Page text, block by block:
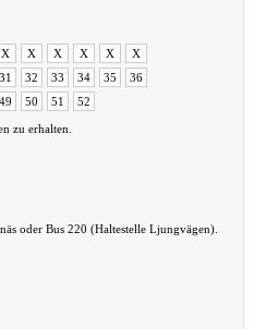
X X X X X
X
31 32 33 34 35
36
49 50 51 52
zu erhalten.
oder Bus 220 (Haltestelle Ljungvägen).